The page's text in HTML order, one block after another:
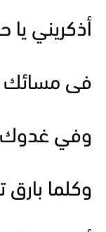
أذكريني يا
فى مسائك
وفي غدوك
وكلما